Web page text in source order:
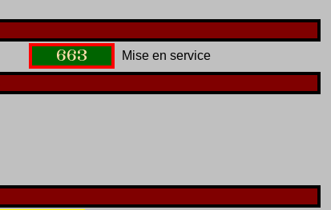
663
Mise en service